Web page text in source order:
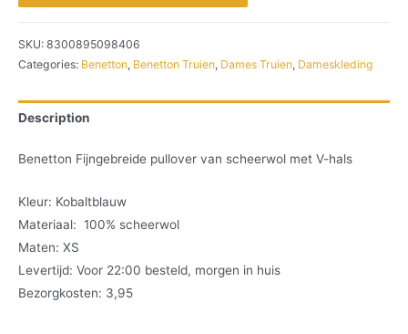
SKU: 8300895098406
Categories: Benetton, Benetton Truien, Dames Truien, Dameskleding
Description
Benetton Fijngebreide pullover van scheerwol met V-hals
Kleur: Kobaltblauw
Materiaal: 100% scheerwol
Maten: XS
Levertijd: Voor 22:00 besteld, morgen in huis
Bezorgkosten: 3,95